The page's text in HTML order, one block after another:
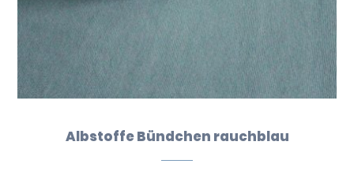
Albstoffe Bündchen rauchblau